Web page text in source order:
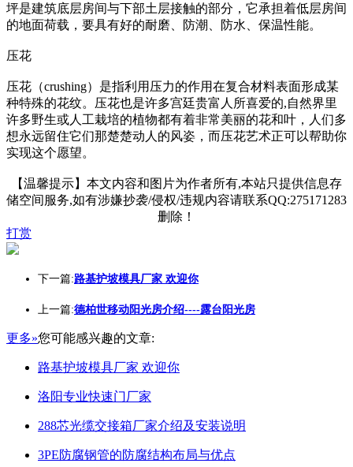
坪是建筑底层房间与下部土层接触的部分，它承担着低层房间
的地面荷载，要具有好的耐磨、防潮、防水、保温性能。
压花
压花（crushing）是指利用压力的作用在复合材料表面形成某
种特殊的花纹。压花也是许多宫廷贵富人所喜爱的,自然界里
许多野生或人工栽培的植物都有着非常美丽的花和叶，人们多
想永远留住它们那楚楚动人的风姿，而压花艺术正可以帮助你
实现这个愿望。
【温馨提示】本文内容和图片为作者所有,本站只提供信息存
储空间服务,如有涉嫌抄袭/侵权/违规内容请联系QQ:275171283
删除！
打赏
下一篇:路基护坡模具厂家 欢迎你
上一篇:德柏世移动阳光房介绍----露台阳光房
更多»您可能感兴趣的文章:
路基护坡模具厂家 欢迎你
洛阳专业快速门厂家
288芯光缆交接箱厂家介绍及安装说明
3PE防腐钢管的防腐结构布局与优点